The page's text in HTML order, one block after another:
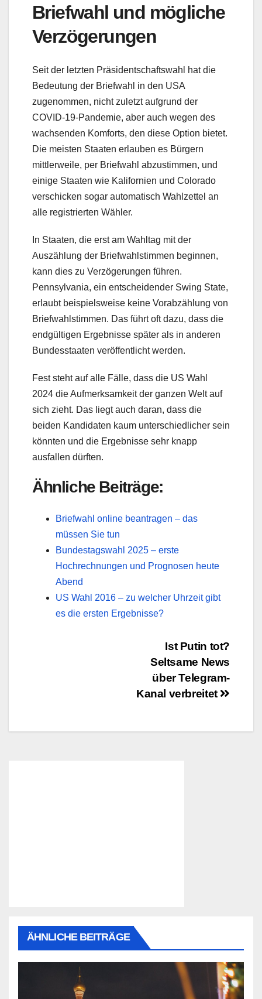
Briefwahl und mögliche
Verzögerungen
Seit der letzten Präsidentschaftswahl hat die
Bedeutung der Briefwahl in den USA
zugenommen, nicht zuletzt aufgrund der
COVID-19-Pandemie, aber auch wegen des
wachsenden Komforts, den diese Option bietet.
Die meisten Staaten erlauben es Bürgern
mittlerweile, per Briefwahl abzustimmen, und
einige Staaten wie Kalifornien und Colorado
verschicken sogar automatisch Wahlzettel an
alle registrierten Wähler.
In Staaten, die erst am Wahltag mit der
Auszählung der Briefwahlstimmen beginnen,
kann dies zu Verzögerungen führen.
Pennsylvania, ein entscheidender Swing State,
erlaubt beispielsweise keine Vorabzählung von
Briefwahlstimmen. Das führt oft dazu, dass die
endgültigen Ergebnisse später als in anderen
Bundesstaaten veröffentlicht werden.
Fest steht auf alle Fälle, dass die US Wahl
2024 die Aufmerksamkeit der ganzen Welt auf
sich zieht. Das liegt auch daran, dass die
beiden Kandidaten kaum unterschiedlicher sein
könnten und die Ergebnisse sehr knapp
ausfallen dürften.
Ähnliche Beiträge:
Briefwahl online beantragen – das
müssen Sie tun
Bundestagswahl 2025 – erste
Hochrechnungen und Prognosen heute
Abend
US Wahl 2016 – zu welcher Uhrzeit gibt
es die ersten Ergebnisse?
BeitragsnavigationIst Putin tot?
Seltsame News
über Telegram-
Kanal verbreitet
ÄHNLICHE BEITRÄGE